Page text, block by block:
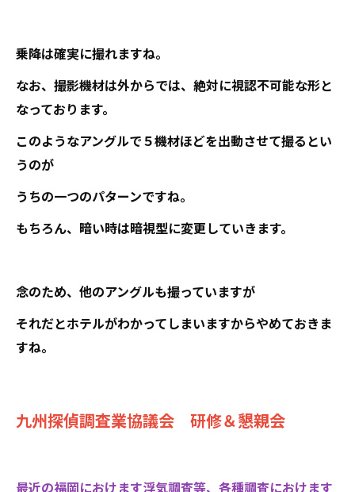
乗降は確実に撮れますね。
なお、撮影機材は外からでは、絶対に視認不可能な形と
なっております。
このようなアングルで５機材ほどを出動させて撮るとい
うのが
うちの一つのパターンですね。
もちろん、暗い時は暗視型に変更していきます。
念のため、他のアングルも撮っていますが
それだとホテルがわかってしまいますからやめておきま
すね。
九州探偵調査業協議会 研修＆懇親会
最近の福岡におけます浮気調査等、各種調査におけます